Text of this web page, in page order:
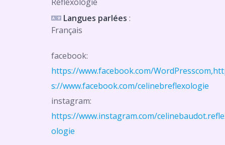
Langues parlées :
Français
facebook:
https://www.facebook.com/
s://www.facebook.com/celinebreflexologie
instagram:
https://www.instagram.com/
ologie